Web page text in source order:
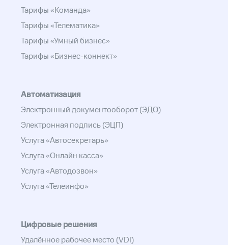
Тарифы «Команда»
Тарифы «Телематика»
Тарифы «Умный бизнес»
Тарифы «Бизнес-коннект»
Автоматизация
Электронный документооборот (ЭДО)
Электронная подпись (ЭЦП)
Услуга «Автосекретарь»
Услуга «Онлайн касса»
Услуга «Автодозвон»
Услуга «Телеинфо»
Цифровые решения
Удалённое рабочее место (VDI)